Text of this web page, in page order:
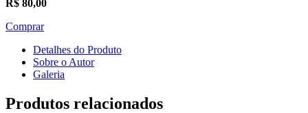
R$ 80,00
Comprar
Detalhes do Produto
Sobre o Autor
Galeria
Produtos relacionados